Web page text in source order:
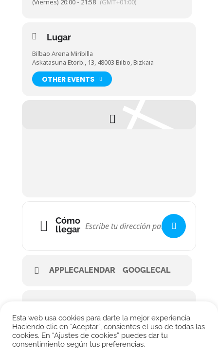
(Viernes) 20:00 - 21:58 (GMT+01:00)
Lugar
Bilbao Arena Miribilla
Askatasuna Etorb., 13, 48003 Bilbo, Bizkaia
OTHER EVENTS
Cómo
llegar
APPLECALENDAR GOOGLECAL
© CONRADO MOYA 2026. All rights reserved.
Esta web usa cookies para darte la mejor experiencia.
Haciendo clic en “Aceptar”, consientes el uso de todas las
cookies. En “Ajustes de cookies” puedes dar tu
consentimiento según tus preferencias.